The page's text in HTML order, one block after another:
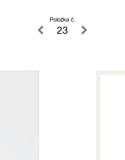
Položka č.
23